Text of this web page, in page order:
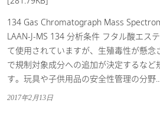
134 Gas Chromatograph Mass Spectrometer Py-
LAAN-J-MS 134 分析条件 フタル酸エス
て使用されていますが、生殖毒性が懸念
で規制対象成分への追加が決定するなど
す。玩具や子供用品の安全性管理の分野
2017年2月13日